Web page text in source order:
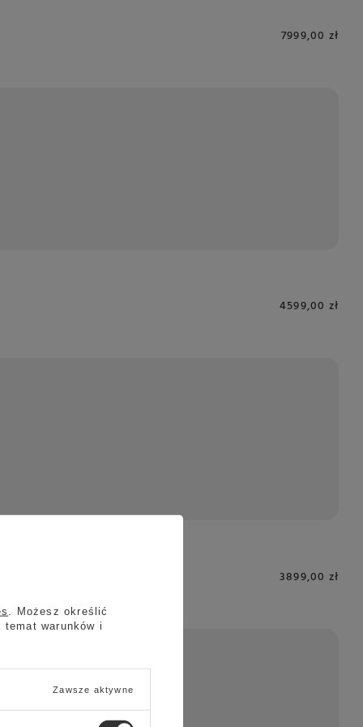
7999,00 zł
4599,00 zł
3899,00 zł
. Możesz określić
warunków i
Zawsze aktywne